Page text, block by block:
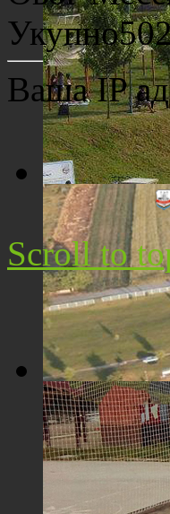
Археолошко
Плажа "Топољар" -
Плажа "Топољар" -
Укупно
Ваша IP
Scroll to